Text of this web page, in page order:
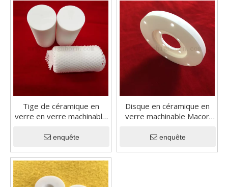
Tige de céramique en
verre en verre machinable
Macinable
enquête
Disque en céramique en
verre machinable Macor
laser
enquête